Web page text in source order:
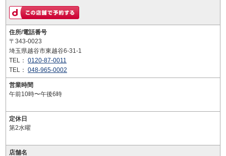
住所/電話番号
〒343-0023
埼玉県越谷市東越谷6-31-1
TEL： 0120-87-0011
TEL： 048-965-0002
営業時間
午前10時〜午後6時
定休日
第2水曜
店舗名